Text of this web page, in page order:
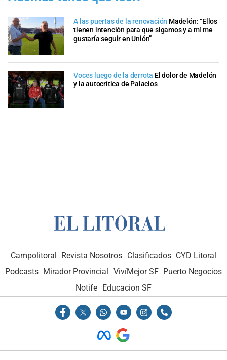
A las puertas de la renovación Madelón: “Ellos
tienen intención para que sigamos y a mí me
gustaría seguir en Unión”
Voces luego de la derrota El dolor de Madelón
y la autocrítica de Palacios
Campolitoral Revista Nosotros Clasificados CYD Litoral
Podcasts Mirador Provincial VivíMejor SF Puerto Negocios
Notife Educacion SF